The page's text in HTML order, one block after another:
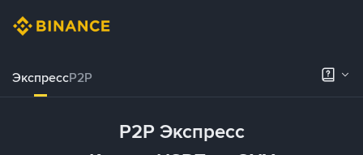
ЭкспрессP2P
P2P Экспресс